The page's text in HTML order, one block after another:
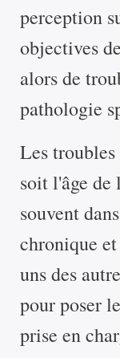
perception
objectives
alors de
pathologie
Les
soit l'âge
souvent
chronique
uns des
pour poser
prise en